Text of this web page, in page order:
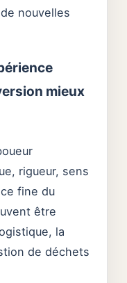
nouvelles
mieux
rigueur, sens
fine du
être
la
de déchets